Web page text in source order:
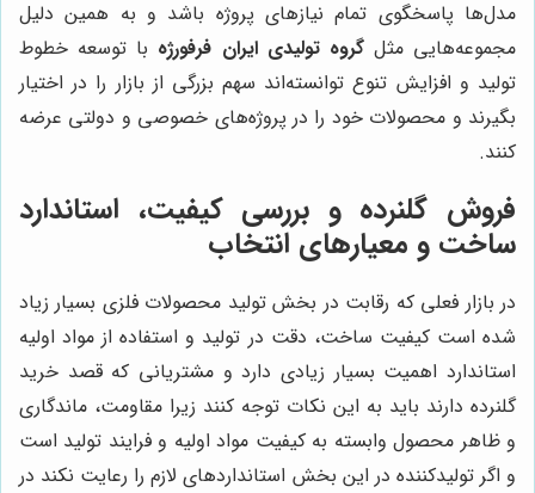
مدل‌ها پاسخگوی تمام نیازهای پروژه باشد و به همین دلیل
مجموعه‌هایی مثلگروه تولیدی ایران فرفورژه با توسعه خطوط
تولید و افزایش تنوع توانسته‌اند سهم بزرگی از بازار را در اختیار
بگیرند و محصولات خود را در پروژه‌های خصوصی و دولتی عرضه
کنند.
فروش گلنرده و بررسی کیفیت، استاندارد
ساخت و معیارهای انتخاب
در بازار فعلی که رقابت در بخش تولید محصولات فلزی بسیار زیاد
شده است کیفیت ساخت، دقت در تولید و استفاده از مواد اولیه
استاندارد اهمیت بسیار زیادی دارد و مشتریانی که قصد خرید
گلنرده دارند باید به این نکات توجه کنند زیرا مقاومت، ماندگاری
و ظاهر محصول وابسته به کیفیت مواد اولیه و فرایند تولید است
و اگر تولیدکننده در این بخش استانداردهای لازم را رعایت نکند در